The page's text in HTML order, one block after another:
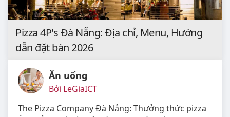
Pizza 4P's Đà Nẵng: Địa chỉ, Menu, Hướng
dẫn đặt bàn 2026
Ăn uống
Bởi LeGiaICT
The Pizza Company Đà Nẵng: Thưởng thức pizza